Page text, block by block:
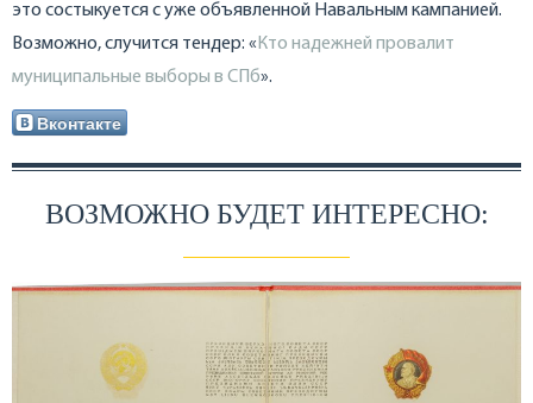
это состыкуется с уже объявленной Навальным кампанией.
Возможно, случится тендер: « Кто надежней провалит
муниципальные выборы в СПб».
Вконтакте
ВОЗМОЖНО БУДЕТ ИНТЕРЕСНО: